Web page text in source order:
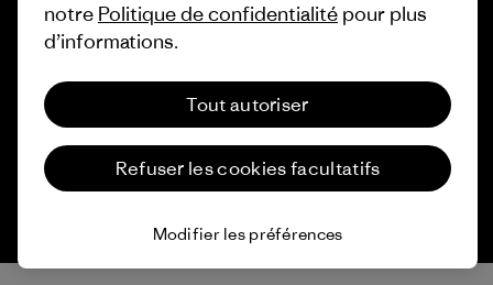
© 2026 Patagonia, Inc. All Rights Reserved.
français
notre Politique de confidentialité pour plus
d’informations.
Tout autoriser
Refuser les cookies facultatifs
Modifier les préférences